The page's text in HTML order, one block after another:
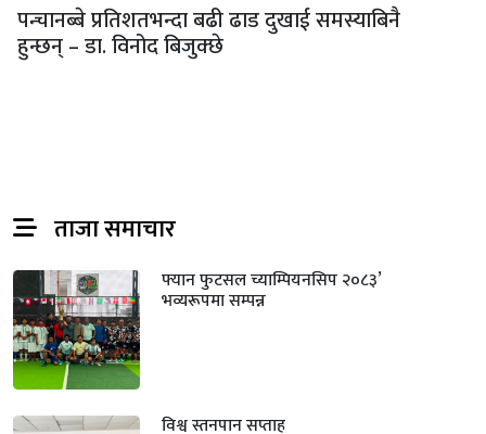
पन्चानब्बे प्रतिशतभन्दा बढी ढाड दुखाई समस्याबिनै
हुन्छन् – डा. विनोद बिजुक्छे
ताजा समाचार
फ्यान फुटसल च्याम्पियनसिप २०८३’
भव्यरूपमा सम्पन्न
विश्व स्तनपान सप्ताह